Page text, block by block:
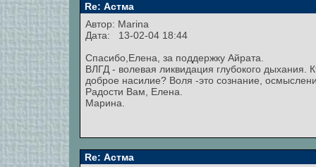
Re: Астма
Автор: Marina
Дата: 13-02-04 18:44
Спасибо,Елена, за поддержку Айрата.
ВЛГД - волевая ликвидация глубокого дыхания.
доброе насилие? Воля -это сознание,
Радости Вам, Елена.
Марина.
Re: Астма